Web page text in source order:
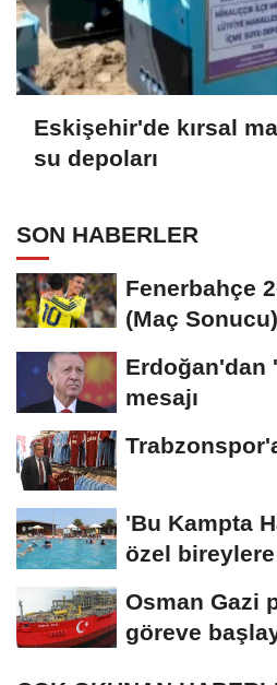
Eskişehir'de kırsal
su depoları
SON HABERLER
Fenerbahçe
(Maç
Erdoğan'dan
mesajı
'Bu Kampta
özel
Osman Gazi
göreve